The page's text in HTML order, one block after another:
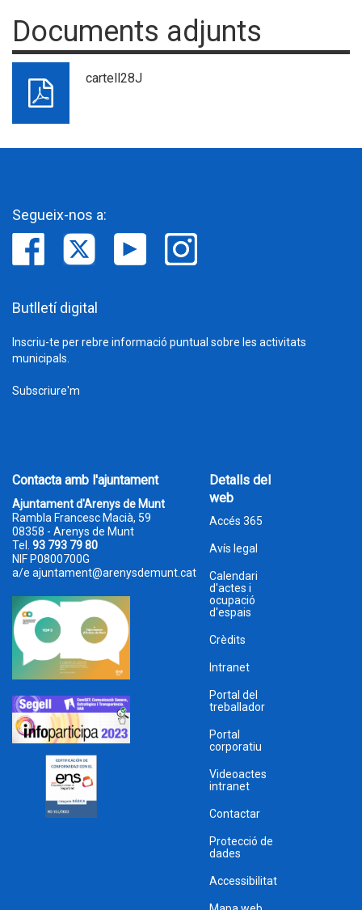
Documents adjunts
cartell28J
Segueix-nos a:
Butlletí digital
Inscriu-te per rebre informació puntual sobre les activitats
municipals.
Subscriure'm
Contacta amb l'ajuntament
Ajuntament d'Arenys de Munt
Rambla Francesc Macià, 59
08358 - Arenys de Munt
Tel. 93 793 79 80
NIF P0800700G
a/e ajuntament@arenysdemunt.cat
Detalls del
web
Accés 365
Avís legal
Calendari
d'actes i
ocupació
d'espais
Crèdits
Intranet
Portal del
treballador
Portal
corporatiu
Videoactes
intranet
Contactar
Protecció de
dades
Accessibilitat